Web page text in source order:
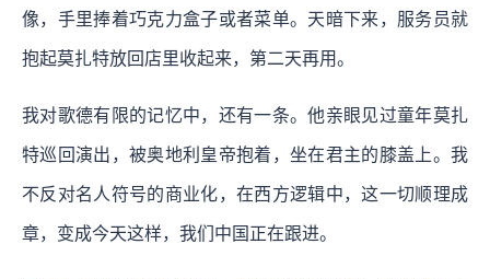
像，手里捧着巧克力盒子或者菜单。天暗下来，服务员就
抱起莫扎特放回店里收起来，第二天再用。
我对歌德有限的记忆中，还有一条。他亲眼见过童年莫扎
特巡回演出，被奥地利皇帝抱着，坐在君主的膝盖上。我
不反对名人符号的商业化，在西方逻辑中，这一切顺理成
章，变成今天这样，我们中国正在跟进。